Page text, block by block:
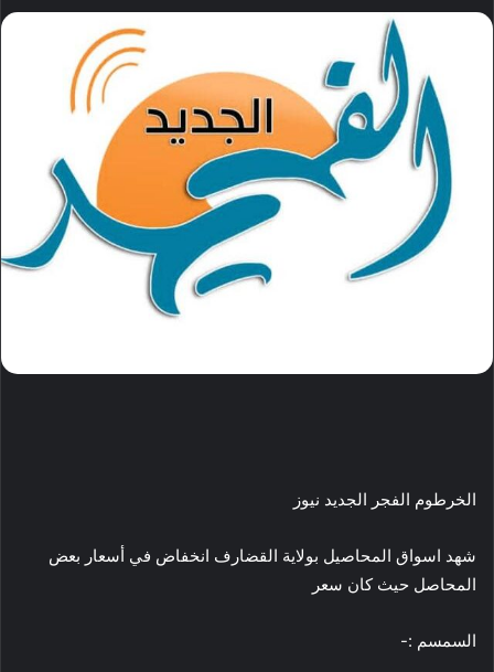
إلكترونيا
الخرطوم الفجر الجديد نيوز
شهد اسواق المحاصيل بولاية القضارف انخفاض في أسعار بعض
المحاصل حيث كان سعر
السمسم :-